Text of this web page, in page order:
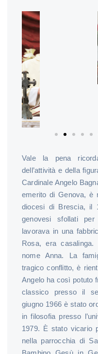
Vale la pena
dell’attività e della
Cardinale Angelo
emerito di Genova, è
diocesi di Brescia, il
genovesi sfollati
lavorava in una
Rosa, era
nome Anna. La
tragico conflitto, è
Angelo ha così potuto
classico presso il
giugno 1966 è stato
in filosofia presso
1979. È stato vicario
nella parrocchia di